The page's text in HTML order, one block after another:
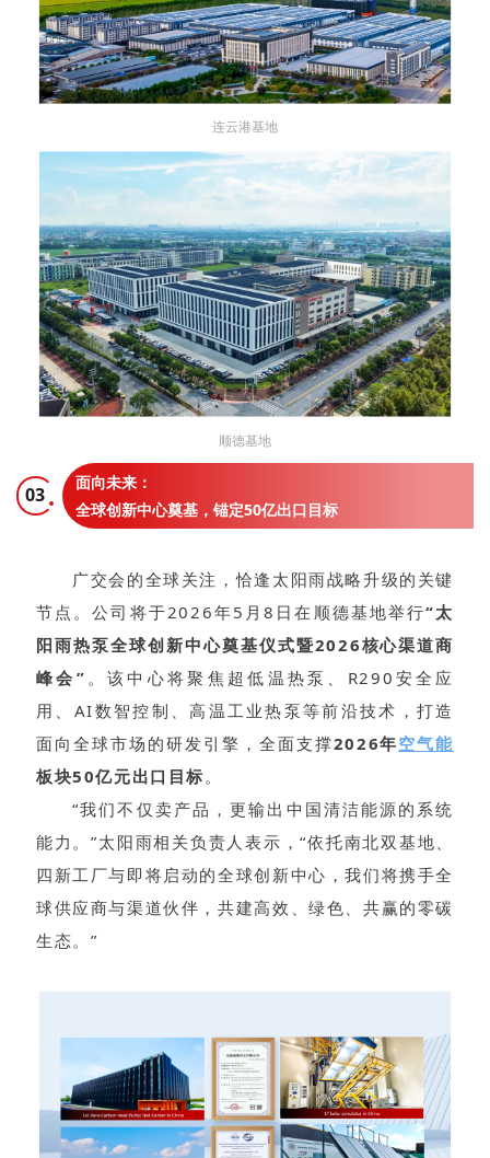
连云港基地
顺德基地
03
面向未来：
全球创新中心奠基，锚定50亿出口目标
广交会的全球关注，恰逢太阳雨战略升级的关键
节点。公司将于2026年5月8日在顺德基地举行“太
阳雨热泵全球创新中心奠基仪式暨2026核心渠道商
峰会” 。该中心将聚焦超低温热泵、R290安全应
用、AI数智控制、高温工业热泵等前沿技术，打造
面向全球市场的研发引擎，全面支撑2026年空气能
板块50亿元出口目标。
“我们不仅卖产品，更输出中国清洁能源的系统
能力。”太阳雨相关负责人表示，“依托南北双基地、
四新工厂与即将启动的全球创新中心，我们将携手全
球供应商与渠道伙伴，共建高效、绿色、共赢的零碳
生态。”